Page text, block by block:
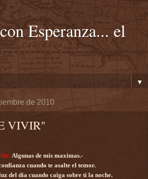
Esperanza... el
▼
de 2010
VIVIR"
Algunas de mis maximas.-
cuando te asalte el temor.
del día cuando caiga sobre ti la noche.